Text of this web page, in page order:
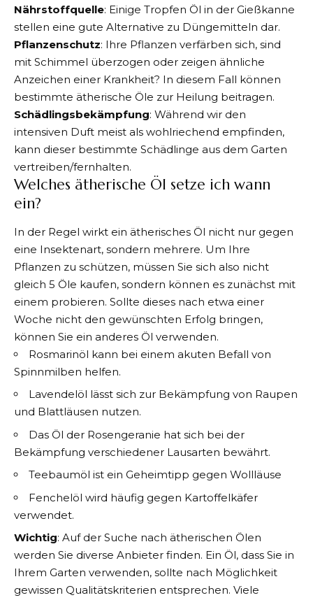
Nährstoffquelle: Einige Tropfen Öl in der Gießkanne
stellen eine gute Alternative zu Düngemitteln dar.
Pflanzenschutz: Ihre Pflanzen verfärben sich, sind
mit Schimmel überzogen oder zeigen ähnliche
Anzeichen einer Krankheit? In diesem Fall können
bestimmte ätherische Öle zur Heilung beitragen.
Schädlingsbekämpfung: Während wir den
intensiven Duft meist als wohlriechend empfinden,
kann dieser bestimmte Schädlinge aus dem Garten
vertreiben/fernhalten.
Welches ätherische Öl setze ich wann
ein?
In der Regel wirkt ein ätherisches Öl nicht nur gegen
eine Insektenart, sondern mehrere. Um Ihre
Pflanzen zu schützen, müssen Sie sich also nicht
gleich 5 Öle kaufen, sondern können es zunächst mit
einem probieren. Sollte dieses nach etwa einer
Woche nicht den gewünschten Erfolg bringen,
können Sie ein anderes Öl verwenden.
Rosmarinöl kann bei einem akuten Befall von
Spinnmilben helfen.
Lavendelöl lässt sich zur Bekämpfung von Raupen
und Blattläusen nutzen.
Das Öl der Rosengeranie hat sich bei der
Bekämpfung verschiedener Lausarten bewährt.
Teebaumöl ist ein Geheimtipp gegen Wollläuse
Fenchelöl wird häufig gegen Kartoffelkäfer
verwendet.
Wichtig: Auf der Suche nach ätherischen Ölen
werden Sie diverse Anbieter finden. Ein Öl, dass Sie in
Ihrem Garten verwenden, sollte nach Möglichkeit
gewissen Qualitätskriterien entsprechen. Viele